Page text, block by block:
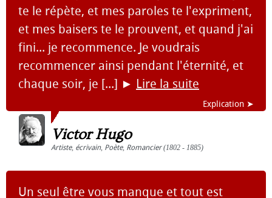
te le répète, et mes paroles te l'expriment,
et mes baisers te le prouvent, et quand j'ai
fini... je recommence. Je voudrais
recommencer ainsi pendant l'éternité, et
chaque soir, je [...] ► Lire la suite
Explication ➤
Victor Hugo
Artiste, écrivain, Poète, Romancier(1802 - 1885)
Un seul être vous manque et tout est